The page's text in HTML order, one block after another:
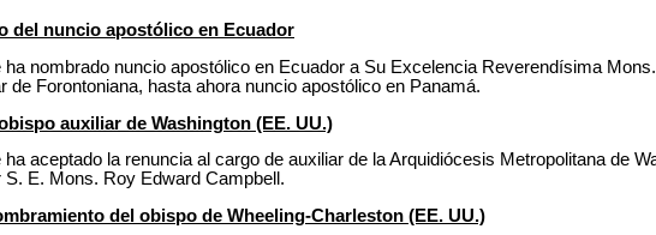
del nuncio apostólico en Ecuador
ha nombrado nuncio apostólico en Ecuador a Su Excelencia Reverendísima
de Forontoniana, hasta ahora nuncio apostólico en Panamá.
auxiliar de Washington (EE. UU.)
ha aceptado la renuncia al cargo de auxiliar de la Arquidiócesis Metropolitana de
S. E. Mons. Roy Edward Campbell.
del obispo de Wheeling-Charleston (EE. UU.)